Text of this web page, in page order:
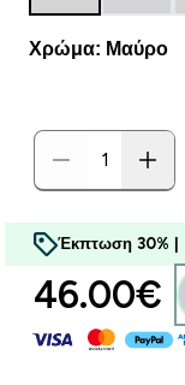
Χρώμα: Μαύρο
Έκπτωση 30% |
46.00€‎